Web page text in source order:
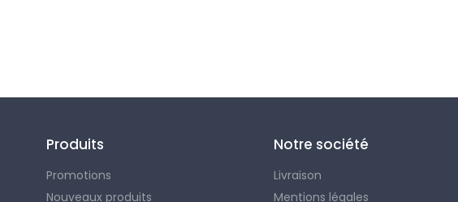
Produits
Promotions
Nouveaux produits
Notre société
Livraison
Mentions légales